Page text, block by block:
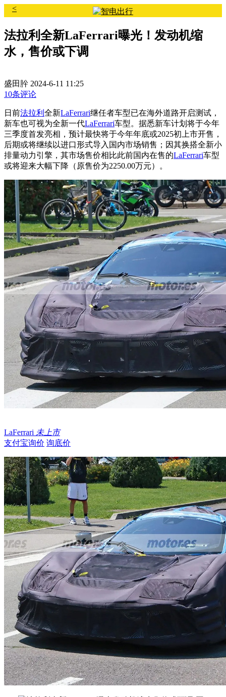
<
法拉利全新LaFerrari曝光！发动机缩
水，售价或下调
盛田肸 2024-6-11 11:25
10条评论
日前法拉利 全新LaFerrari继任者车型已在海外道路开启测试，
新车也可视为全新一代LaFerrari车型。据悉新车计划将于今年
三季度首发亮相，预计最快将于今年年底或2025初上市开售，
后期或将继续以进口形式导入国内市场销售；因其换搭全新小
排量动力引擎，其市场售价相比此前国内在售的LaFerrari车型
或将迎来大幅下降（原售价为2250.00万元）。
LaFerrari 未上市
支付宝询价 询底价